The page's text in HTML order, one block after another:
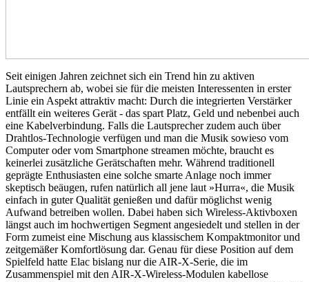
Seit einigen Jahren zeichnet sich ein Trend hin zu aktiven
Lautsprechern ab, wobei sie für die meisten Interessenten in erster
Linie ein Aspekt attraktiv macht: Durch die integrierten Verstärker
entfällt ein weiteres Gerät - das spart Platz, Geld und nebenbei auch
eine Kabelverbindung. Falls die Lautsprecher zudem auch über
Drahtlos-Technologie verfügen und man die Musik sowieso vom
Computer oder vom Smartphone streamen möchte, braucht es
keinerlei zusätzliche Gerätschaften mehr. Während traditionell
geprägte Enthusiasten eine solche smarte Anlage noch immer
skeptisch beäugen, rufen natürlich all jene laut »Hurra«, die Musik
einfach in guter Qualität genießen und dafür möglichst wenig
Aufwand betreiben wollen. Dabei haben sich Wireless-Aktivboxen
längst auch im hochwertigen Segment angesiedelt und stellen in der
Form zumeist eine Mischung aus klassischem Kompaktmonitor und
zeitgemäßer Komfortlösung dar. Genau für diese Position auf dem
Spielfeld hatte Elac bislang nur die AIR-X-Serie, die im
Zusammenspiel mit den AIR-X-Wireless-Modulen kabellose